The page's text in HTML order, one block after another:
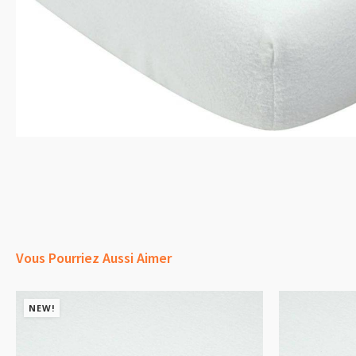
Vous Pourriez Aussi Aimer
NEW!